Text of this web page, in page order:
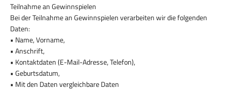
Teilnahme an Gewinnspielen
Bei der Teilnahme an Gewinnspielen verarbeiten wir die folgenden
Daten:
• Name, Vorname,
• Anschrift,
• Kontaktdaten (E-Mail-Adresse, Telefon),
• Geburtsdatum,
• Mit den Daten vergleichbare Daten